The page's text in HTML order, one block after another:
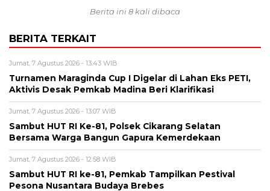
Berita ini 8 kali dibaca
BERITA TERKAIT
Jumat, 7 Agustus 2026 - 13:43 WIB
Turnamen Maraginda Cup I Digelar di Lahan Eks PETI,
Aktivis Desak Pemkab Madina Beri Klarifikasi
Jumat, 7 Agustus 2026 - 13:07 WIB
Sambut HUT RI Ke-81, Polsek Cikarang Selatan
Bersama Warga Bangun Gapura Kemerdekaan
Jumat, 7 Agustus 2026 - 12:58 WIB
Sambut HUT RI ke-81, Pemkab Tampilkan Pestival
Pesona Nusantara Budaya Brebes